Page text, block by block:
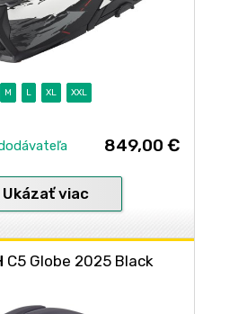
M L XL XXL
849,00 €
Ukázať viac
C5 Globe 2025 Black